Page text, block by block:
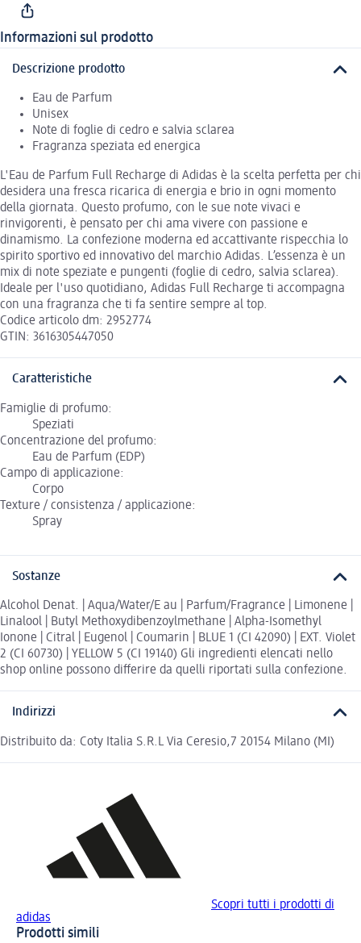
Informazioni sul prodotto
Descrizione prodotto
Eau de Parfum
Unisex
Note di foglie di cedro e salvia sclarea
Fragranza speziata ed energica
L'Eau de Parfum Full Recharge di Adidas è la scelta perfetta per chi
desidera una fresca ricarica di energia e brio in ogni momento
della giornata. Questo profumo, con le sue note vivaci e
rinvigorenti, è pensato per chi ama vivere con passione e
dinamismo. La confezione moderna ed accattivante rispecchia lo
spirito sportivo ed innovativo del marchio Adidas. L’essenza è un
mix di note speziate e pungenti (foglie di cedro, salvia sclarea).
Ideale per l'uso quotidiano, Adidas Full Recharge ti accompagna
con una fragranza che ti fa sentire sempre al top.
Codice articolo dm: 2952774
GTIN: 3616305447050
Caratteristiche
Famiglie di profumo:
Speziati
Concentrazione del profumo:
Eau de Parfum (EDP)
Campo di applicazione:
Corpo
Texture / consistenza / applicazione:
Spray
Sostanze
Alcohol Denat. | Aqua/Water/E au | Parfum/Fragrance | Limonene |
Linalool | Butyl Methoxydibenzoylmethane | Alpha-Isomethyl
Ionone | Citral | Eugenol | Coumarin | BLUE 1 (CI 42090) | EXT. Violet
2 (CI 60730) | YELLOW 5 (CI 19140) Gli ingredienti elencati nello
shop online possono differire da quelli riportati sulla confezione.
Indirizzi
Distribuito da: Coty Italia S.R.L Via Ceresio,7 20154 Milano (MI)
Scopri tutti i prodotti di
adidas
Prodotti simili